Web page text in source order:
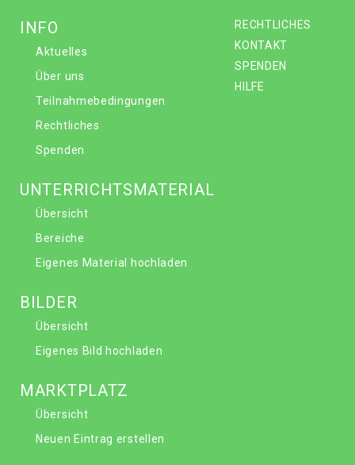
RECHTLICHES
KONTAKT
SPENDEN
HILFE
INFO
Aktuelles
Über uns
Teilnahmebedingungen
Rechtliches
Spenden
UNTERRICHTSMATERIAL
Übersicht
Bereiche
Eigenes Material hochladen
BILDER
Übersicht
Eigenes Bild hochladen
MARKTPLATZ
Übersicht
Neuen Eintrag erstellen